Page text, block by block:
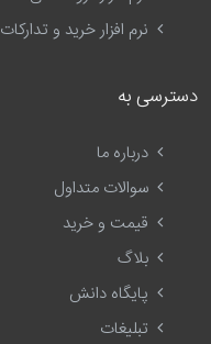
نرم افزار خرید و تدارکات
دسترسی به
درباره ما
سوالات متداول
قیمت و خرید
بلاگ
پایگاه دانش
تبلیغات